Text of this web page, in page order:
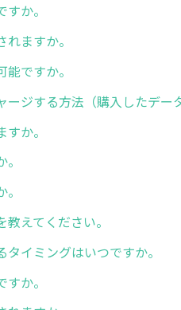
か。
ますか。
ですか。
ージする方法（購入したデー
か。
えてください。
イミングはいつですか。
か。